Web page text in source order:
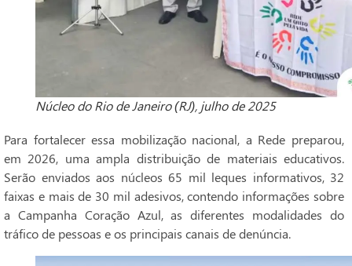
Núcleo do Rio de Janeiro (RJ), julho de 2025
Para fortalecer essa mobilização nacional, a Rede preparou,
em 2026, uma ampla distribuição de materiais educativos.
Serão enviados aos núcleos 65 mil leques informativos, 32
faixas e mais de 30 mil adesivos, contendo informações sobre
a Campanha Coração Azul, as diferentes modalidades do
tráfico de pessoas e os principais canais de denúncia.